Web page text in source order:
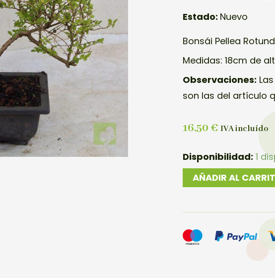
Estado: Nuevo
Bonsái Pellea
Medidas: 18cm de
Observaciones:
son las del artículo
16,50€ IVA incluído
Disponibilidad: 1
BONSAI
PELLAEA
ROTUDIFOLIA
AÑADIR AL